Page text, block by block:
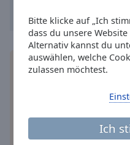
Bitte klicke auf „Ich
dass du unsere
Alternativ kannst du
auswählen, welche
zulassen möchtest.
Ich
Installieren Sie
Sie Ihr